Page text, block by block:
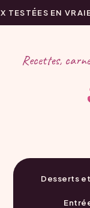
EN VRAIE
Recettes,
Desserts